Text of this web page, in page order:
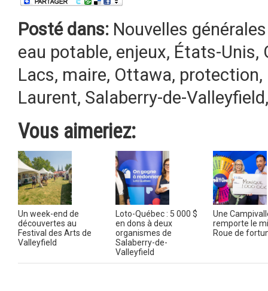
Posté dans: Nouvelles générales
eau potable, enjeux, États-Unis,
Lacs, maire, Ottawa, protection,
Laurent, Salaberry-de-Valleyfield
Vous aimeriez:
Un week-end de
découvertes au
Festival des Arts de
Valleyfield
Loto-Québec : 5 000 $
en dons à deux
organismes de
Salaberry-de-
Valleyfield
Une
remporte le
Roue de